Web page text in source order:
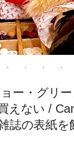
ー・グリ
えない /
誌の表紙